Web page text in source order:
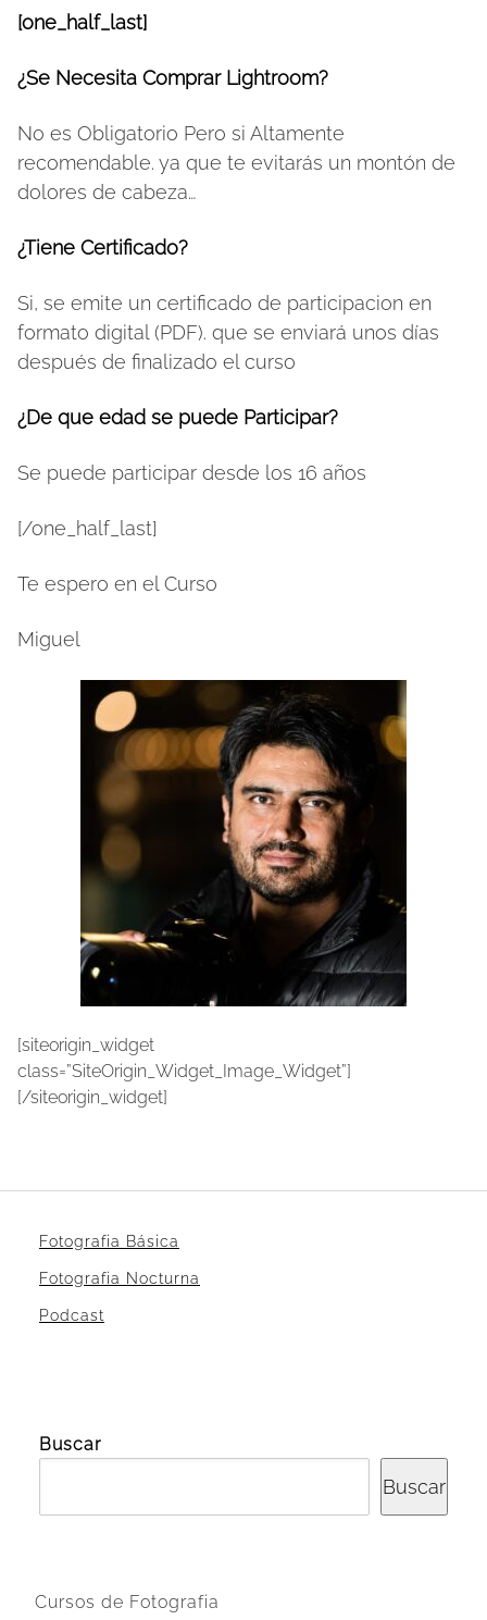
[one_half_last]
¿Se Necesita Comprar Lightroom?
No es Obligatorio Pero si Altamente
recomendable. ya que te evitarás un montón de
dolores de cabeza…
¿Tiene Certificado?
Si, se emite un certificado de participacion en
formato digital (PDF). que se enviará unos días
después de finalizado el curso
¿De que edad se puede Participar?
Se puede participar desde los 16 años
[/one_half_last]
Te espero en el Curso
Miguel
[siteorigin_widget
class=”SiteOrigin_Widget_Image_Widget”]
[/siteorigin_widget]
Fotografia Básica
Fotografia Nocturna
Podcast
Buscar
Buscar
Cursos de Fotografia